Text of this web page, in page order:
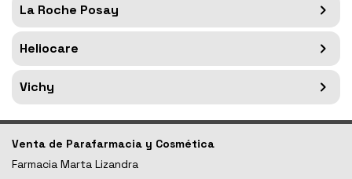
La Roche Posay
Heliocare
Vichy
Venta de Parafarmacia y Cosmética
Farmacia Marta Lizandra